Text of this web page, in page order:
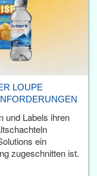
LOUPE
und Labels ihren
ein
zugeschnitten ist.